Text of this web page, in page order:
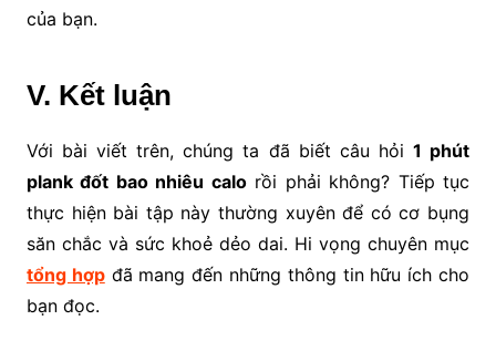
của bạn.
V. Kết luận
Với bài viết trên, chúng ta đã biết câu hỏi 1 phút
plank đốt bao nhiêu calorồi phải không? Tiếp tục
thực hiện bài tập này thường xuyên để có cơ bụng
săn chắc và sức khoẻ dẻo dai. Hi vọng chuyên mục
tổng hợpđã mang đến những thông tin hữu ích cho
bạn đọc.